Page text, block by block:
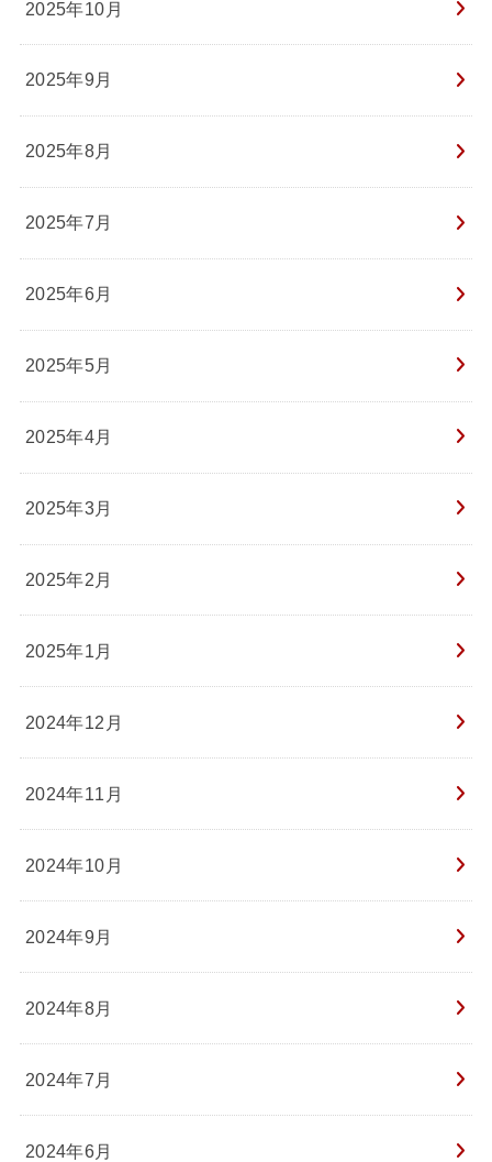
2025年10月
2025年9月
2025年8月
2025年7月
2025年6月
2025年5月
2025年4月
2025年3月
2025年2月
2025年1月
2024年12月
2024年11月
2024年10月
2024年9月
2024年8月
2024年7月
2024年6月